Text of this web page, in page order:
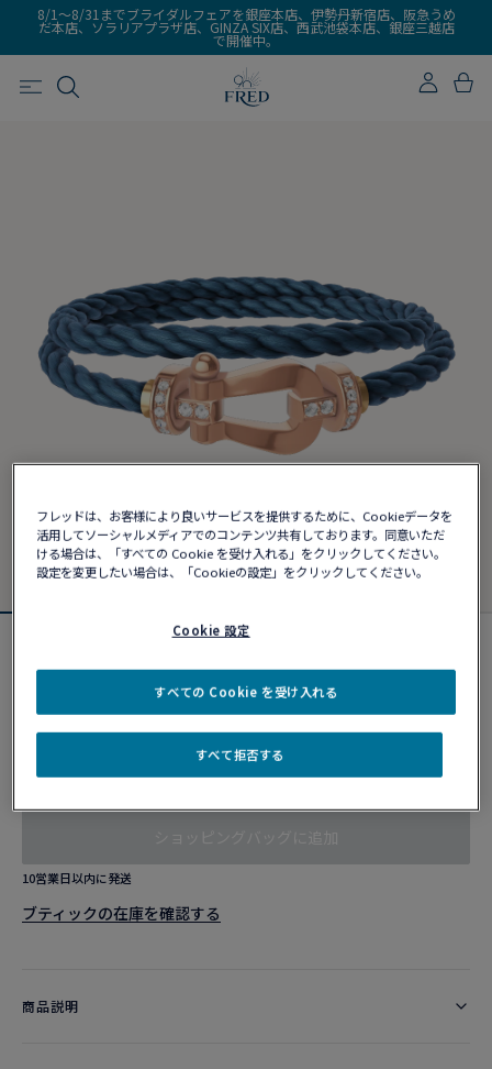
8/1～8/31までブライダルフェアを銀座本店、伊勢丹新宿店、阪急うめ
だ本店、ソラリアプラザ店、GINZA SIX店、西武池袋本店、銀座三越店
で開催中。
フォース10ブレスレット
¥ 919,930
カスタマイズ
10営業日以内に発送
ブティックの在庫を確認する​
商品説明
フレッドは、お客様により良いサービスを提供するために、Cookieデータを
活用してソーシャルメディアでのコンテンツ共有しております。同意いただ
ける場合は、「すべての Cookie を受け入れる」をクリックしてください。
設定を変更したい場合は、「Cookieの設定」をクリックしてください。
Cookie 設定
すべて拒否する
すべての Cookie を受け入れる